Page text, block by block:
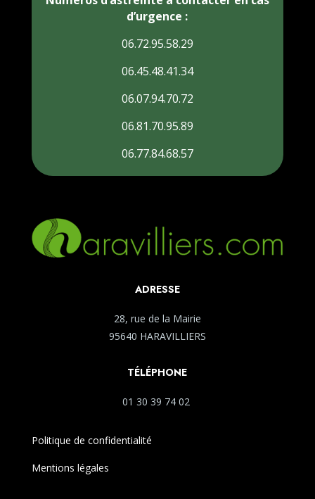
d’urgence :
06.72.95.58.29
06.45.48.41.34
06.07.94.70.72
06.81.70.95.89
06.77.84.68.57
ADRESSE
28, rue de la Mairie
95640 HARAVILLIERS
TÉLÉPHONE
01 30 39 74 02
Politique de confidentialité
Mentions légales